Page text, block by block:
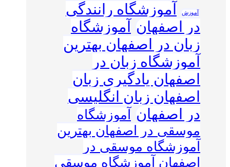
آموزش
آموزشگاه رانندگی
در اصفهان
آموزشگاه
زبان در اصفهان بهترین
آموزشگاه زبان در
اصفهان یادگیری زبان
اصفهان زبان انگلیسی
در اصفهان
آموزشگاه
موسقی در اصفهان بهترین
آموزشگاه موسقی در
اصفهان آموزشگاه موسقی